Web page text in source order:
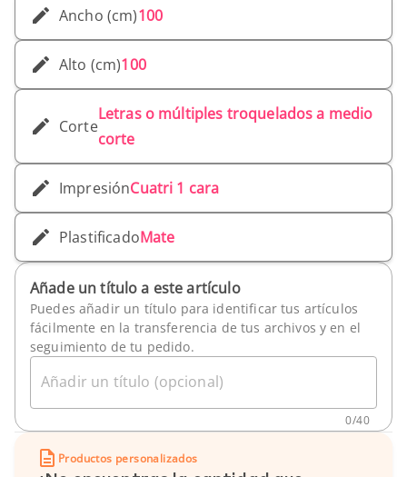
Ancho (cm)100
Alto (cm)100
Corte
Letras o múltiples troquelados a medio
corte
ImpresiónCuatri 1 cara
PlastificadoMate
Añade un título a este artículo
Puedes añadir un título para identificar tus artículos
fácilmente en la transferencia de tus archivos y en el
seguimiento de tu pedido.
Añadir un título (opcional)
0/40
Productos personalizados